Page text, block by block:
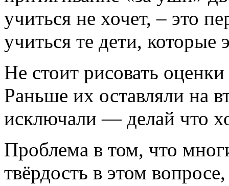
учиться не хочет, – это
учиться те дети, которые
Не стоит рисовать
Раньше их оставляли на
исключали — делай что
Проблема в том, что
твёрдость в этом